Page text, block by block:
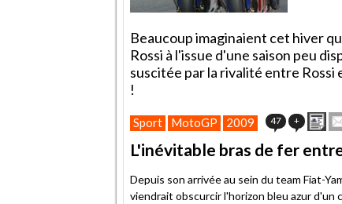
Beaucoup imaginaient cet hiver
Rossi à l'issue d'une saison peu
suscitée par la rivalité entre Rossi
!
Sport MotoGP 2009 47 +
à
L'inévitable bras de fer
Depuis son arrivée au sein du team Fiat-
viendrait obscurcir l'horizon bleu azur d'un